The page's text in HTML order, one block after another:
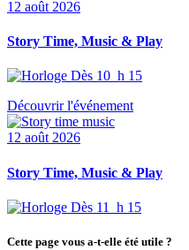
12 août 2026
Story Time, Music & Play
Dès 10 h 15
Découvrir l'événement
12 août 2026
Story Time, Music & Play
Dès 11 h 15
Cette page vous a-t-elle été utile ?